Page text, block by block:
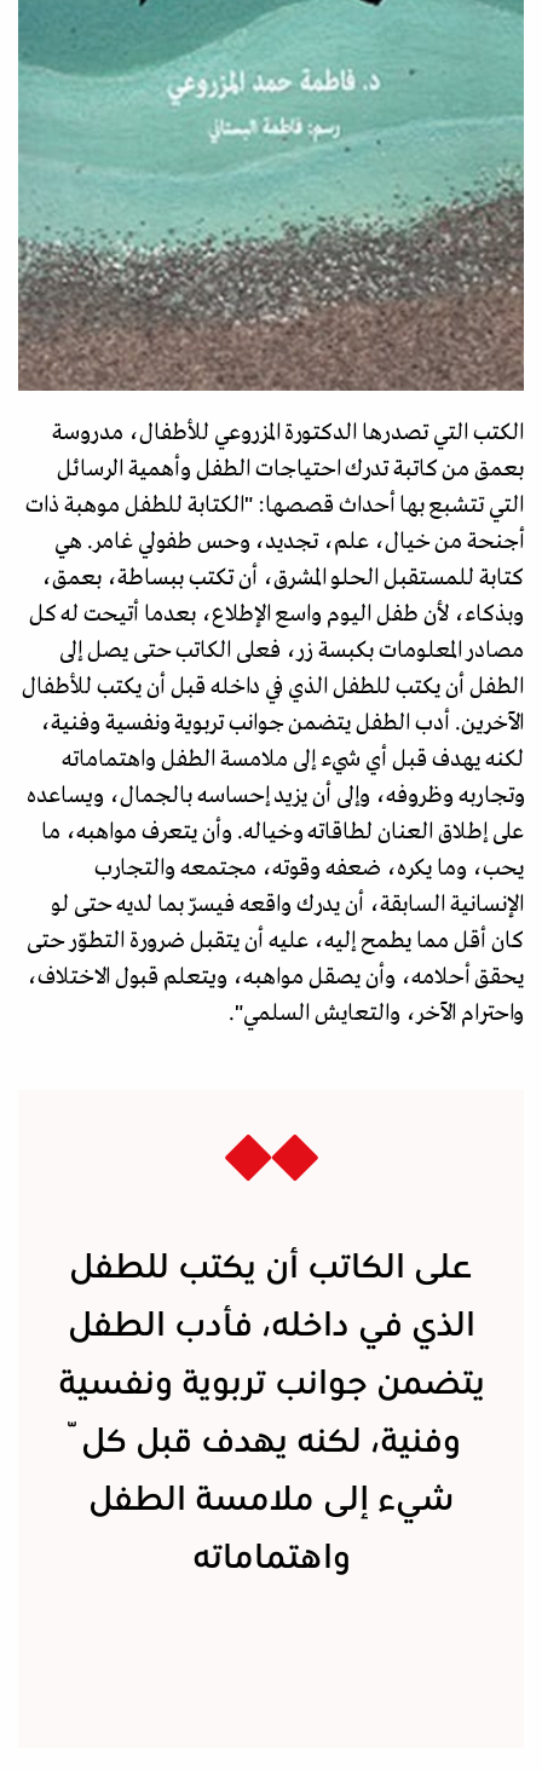
الكتب التي تصدرها الدكتورة المزروعي للأطفال، مدروسة
بعمق من كاتبة تدرك احتياجات الطفل وأهمية الرسائل
التي تتشبع بها أحداث قصصها: "الكتابة للطفل موهبة ذات
أجنحة من خيال، علم، تجديد، وحس طفولي غامر. هي
كتابة للمستقبل الحلو المشرق، أن تكتب ببساطة، بعمق،
وبذكاء، لأن طفل اليوم واسع الإطلاع، بعدما أتيحت له كل
مصادر المعلومات بكبسة زر، فعلى الكاتب حتى يصل إلى
الطفل أن يكتب للطفل الذي في داخله قبل أن يكتب للأطفال
الآخرين. أدب الطفل يتضمن جوانب تربوية ونفسية وفنية،
لكنه يهدف قبل أي شيء إلى ملامسة الطفل واهتماماته
وتجاربه وظروفه، وإلى أن يزيد إحساسه بالجمال، ويساعده
على إطلاق العنان لطاقاته وخياله. وأن يتعرف مواهبه، ما
يحب، وما يكره، ضعفه وقوته، مجتمعه والتجارب
الإنسانية السابقة، أن يدرك واقعه فيسرّ بما لديه حتى لو
كان أقل مما يطمح إليه، عليه أن يتقبل ضرورة التطوّر حتى
يحقق أحلامه، وأن يصقل مواهبه، ويتعلم قبول الاختلاف،
واحترام الآخر، والتعايش السلمي".
على الكاتب أن يكتب للطفل
الذي في داخله، فأدب الطفل
يتضمن جوانب تربوية ونفسية
وفنية، لكنه يهدف قبل كلّ
شيء إلى ملامسة الطفل
واهتماماته